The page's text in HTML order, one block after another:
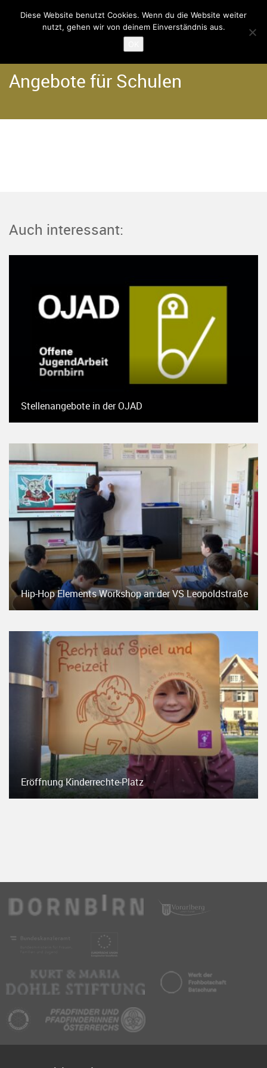
Angebote für Schulen
Auch interessant:
Stellenangebote in der OJAD
Hip-Hop Elements Workshop an der VS Leopoldstraße
Eröffnung Kinderrechte-Platz
Diese Website benutzt Cookies. Wenn du die Website weiter
nutzt, gehen wir von deinem Einverständnis aus.